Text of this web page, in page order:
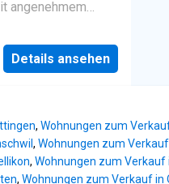
angenehmem
Auf zwei
ein
Die Wohnung
zwei
Details ansehen
, Wohnungen zum
, Wohnungen zum
, Wohnungen zum Verkauf
, Wohnungen zum Verkauf in